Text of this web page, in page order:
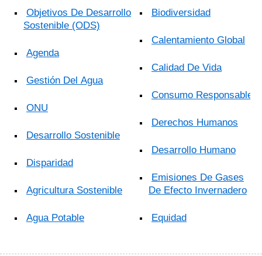
Objetivos De Desarrollo
Sostenible (ODS)
Agenda
Gestión Del Agua
ONU
Desarrollo Sostenible
Disparidad
Agricultura Sostenible
Agua Potable
Biodiversidad
Calentamiento Global
Calidad De Vida
Consumo Responsable
Derechos Humanos
Desarrollo Humano
Emisiones De Gases
De Efecto Invernadero
Equidad